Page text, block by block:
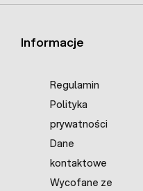
Informacje
Regulamin
Polityka
prywatności
Dane
kontaktowe
Wycofane ze